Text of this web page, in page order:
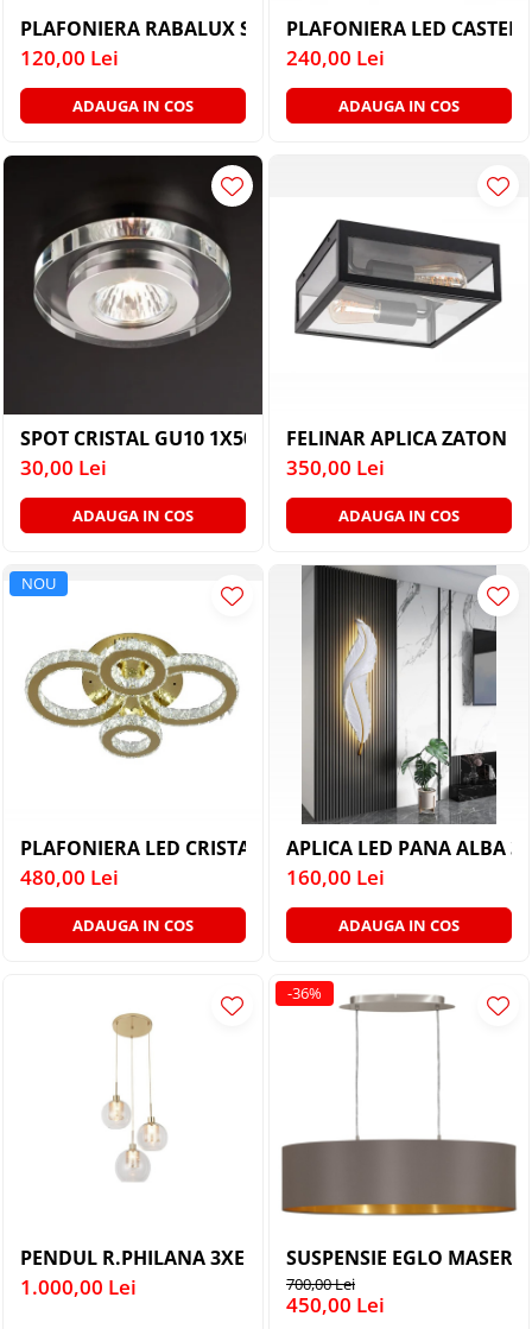
PLAFONIERA RABALUX SOMA 6592 MAROU ANTIC
120,00 Lei
ADAUGA IN COS
PLAFONIERA LED
240,00 Lei
ADAUGA IN COS
SPOT CRISTAL GU10 1X50W
30,00 Lei
ADAUGA IN COS
FELINAR APLICA ZATON
350,00 Lei
ADAUGA IN COS
NOU
PLAFONIERA LED CRISTAL 4 CERCURI - AURIU
480,00 Lei
ADAUGA IN COS
160,00 Lei
ADAUGA IN COS
PENDUL R.PHILANA 3XE14/40W/230V
1.000,00 Lei
-36%
SUSPENSIE EGLO
700,00 Lei
450,00 Lei